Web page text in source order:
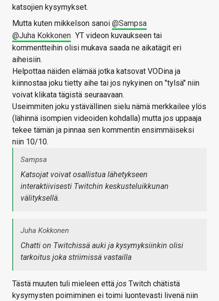
katsojien kysymykset.
Mutta kuten mikkelson sanoi @Sampsa
@Juha Kokkonen YT videon kuvaukseen tai
kommentteihin olisi mukava saada ne aikatägit eri
aiheisiin.
Helpottaa näiden elämää jotka katsovat VODina ja
kiinnostaa joku tietty aihe tai jos nykyinen on "tylsä" niin
voivat klikata tägistä seuraavaan.
Useimmiten joku ystävällinen sielu nämä merkkailee ylös
(lähinnä isompien videoiden kohdalla) mutta jos uppaaja
tekee tämän ja pinnaa sen kommentin ensimmäiseksi
niin 10/10.
Sampsa
Katsojat voivat osallistua lähetykseen
interaktiivisesti Twitchin keskusteluikkunan
välityksellä.
Juha Kokkonen
Chatti on Twitchissä auki ja kysymyksiinkin olisi
tarkoitus joka striimissä vastailla
Tästä muuten tuli mieleen että jos Twitch chätistä
kysymysten poimiminen ei toimi luontevasti livenä niin